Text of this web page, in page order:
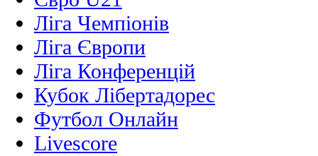
Ліга Чемпіонів
Ліга Європи
Ліга Конференцій
Кубок Лібертадорес
Футбол Онлайн
Livescore